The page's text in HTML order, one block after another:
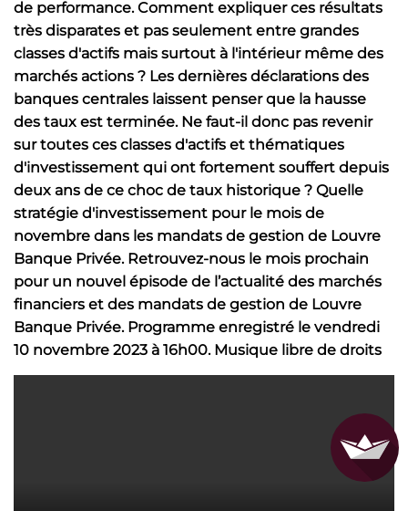
de performance. Comment expliquer ces résultats
très disparates et pas seulement entre grandes
classes d'actifs mais surtout à l'intérieur même des
marchés actions ? Les dernières déclarations des
banques centrales laissent penser que la hausse
des taux est terminée. Ne faut-il donc pas revenir
sur toutes ces classes d'actifs et thématiques
d'investissement qui ont fortement souffert depuis
deux ans de ce choc de taux historique ? Quelle
stratégie d'investissement pour le mois de
novembre dans les mandats de gestion de Louvre
Banque Privée. Retrouvez-nous le mois prochain
pour un nouvel épisode de l’actualité des marchés
financiers et des mandats de gestion de Louvre
Banque Privée. Programme enregistré le vendredi
10 novembre 2023 à 16h00. Musique libre de droits